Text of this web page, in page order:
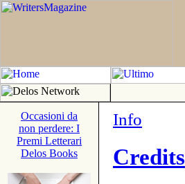
Occasioni da
non perdere: I
Premi Letterari
Delos Books
Info
Credits